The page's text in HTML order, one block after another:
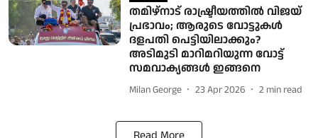
തമിഴ്‌നാട് രാഷ്ട്രീയത്തിൽ വിജയ്
പ്രഭാവം; ആരുടെ വോട്ടുകൾ
ദളപതി പെട്ടിയിലാക്കും?
അടിമുടി മാറിമറിയുന്ന വോട്ട്
സമവാക്യങ്ങൾ ഇങ്ങനെ
Milan George 23 Apr 2026 2 min read